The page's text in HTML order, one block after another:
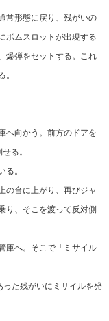
常形態に戻り、残がいの
ボムスロットが出現する
爆弾をセットする。これ
。
へ向かう。前方のドアを
る。
る。
の台に上がり、再びジャ
り、そこを渡って反対側
庫へ。そこで「ミサイル
た残がいにミサイルを発